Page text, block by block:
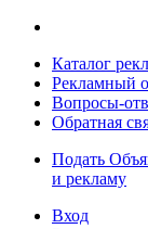
Каталог
Рекламный
Вопросы-
Обратная
Подать
и рекламу
Вход